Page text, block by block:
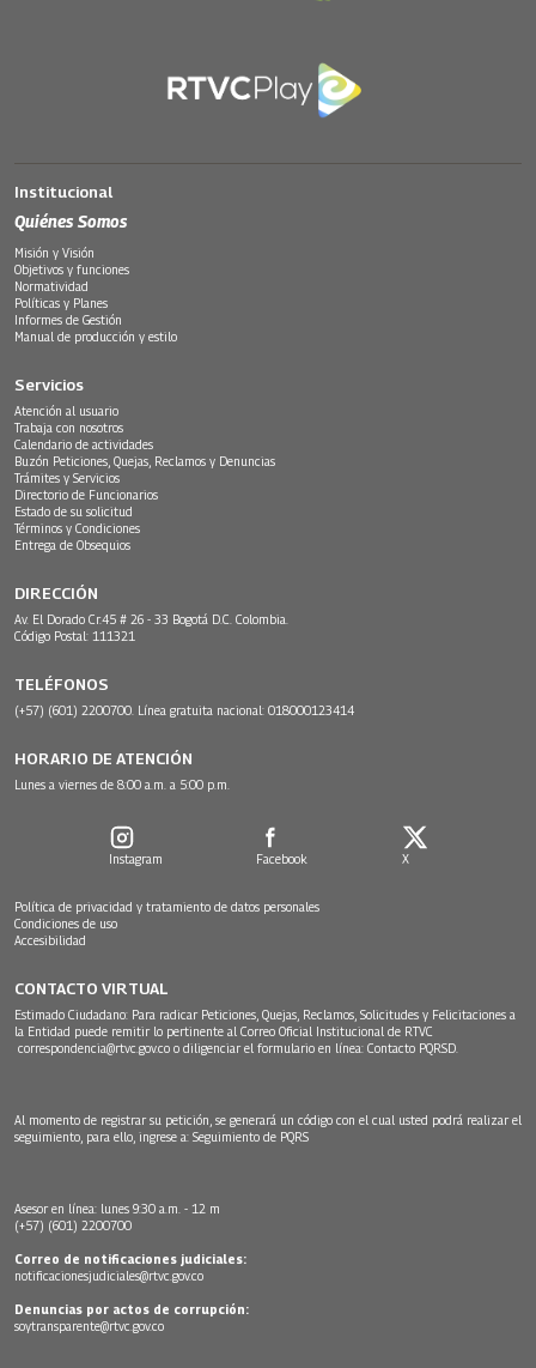
Institucional
Quiénes Somos
Misión y Visión
Objetivos y funciones
Normatividad
Políticas y Planes
Informes de Gestión
Manual de producción y estilo
Servicios
Atención al usuario
Trabaja con nosotros
Calendario de actividades
Buzón Peticiones, Quejas, Reclamos y Denuncias
Trámites y Servicios
Directorio de Funcionarios
Estado de su solicitud
Términos y Condiciones
Entrega de Obsequios
DIRECCIÓN
Av. El Dorado Cr.45 # 26 - 33 Bogotá D.C. Colombia.
Código Postal: 111321
TELÉFONOS
(+57) (601) 2200700. Línea gratuita nacional: 018000123414
HORARIO DE ATENCIÓN
Lunes a viernes de 8:00 a.m. a 5:00 p.m.
Instagram Facebook X
Política de privacidad y tratamiento de datos personales
Condiciones de uso
Accesibilidad
CONTACTO VIRTUAL
Estimado Ciudadano: Para radicar Peticiones, Quejas, Reclamos, Solicitudes y Felicitaciones a
la Entidad puede remitir lo pertinente al Correo Oficial Institucional de RTVC
correspondencia@rtvc.gov.co o diligenciar el formulario en línea: Contacto PQRSD.
Al momento de registrar su petición, se generará un código con el cual usted podrá realizar el
seguimiento, para ello, ingrese a: Seguimiento de PQRS
Asesor en línea: lunes 9:30 a.m. - 12 m
(+57) (601) 2200700
Correo de notificaciones judiciales:
notificacionesjudiciales@rtvc.gov.co
Denuncias por actos de corrupción:
soytransparente@rtvc.gov.co